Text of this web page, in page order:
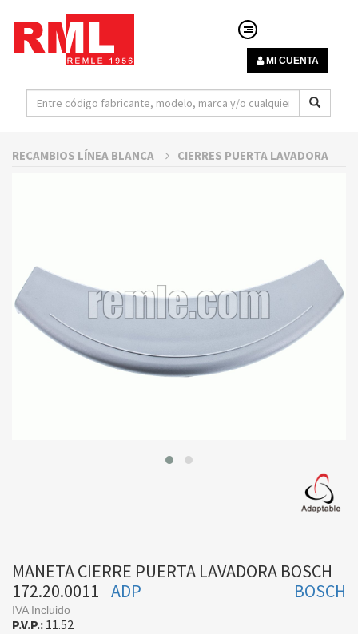
MI CUENTA
RECAMBIOS LÍNEA BLANCA CIERRES PUERTA LAVADORA
MANETA CIERRE PUERTA LAVADORA BOSCH
172.20.0011
BOSCH
ADP
IVA Incluido
P.V.P.: 11.52